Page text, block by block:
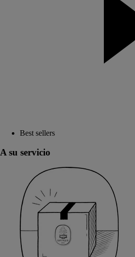
Best sellers
A su servicio